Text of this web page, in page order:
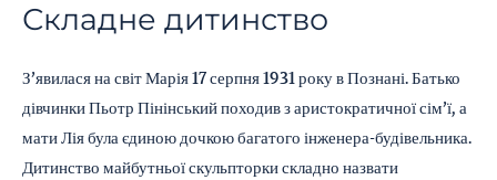
Складне дитинство
З’явилася на світ Марія 17 серпня 1931 року в Познані. Батько
дівчинки Пьотр Пінінський походив з аристократичної сім’ї, а
мати Лія була єдиною дочкою багатого інженера-будівельника.
Дитинство майбутньої скульпторки складно назвати